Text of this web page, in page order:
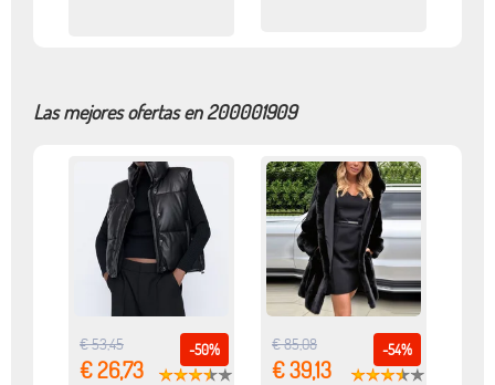
Las mejores ofertas en 200001909
-50%
€ 53,45
€ 26,73
-54%
€ 85,08
€ 39,13